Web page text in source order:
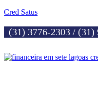
Cred Satus
(31) 3776-2303 / (31)